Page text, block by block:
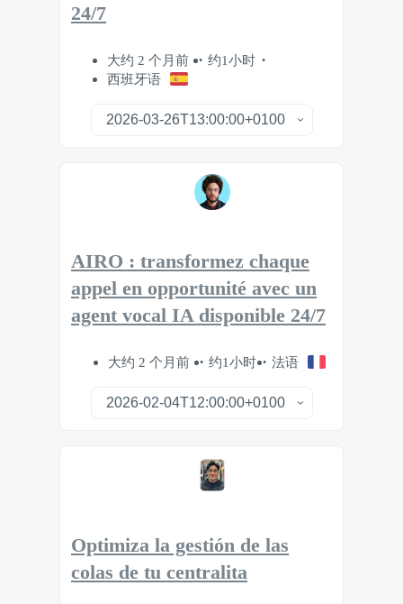
24/7
大约 2 个月前
约1小时
西班牙语
AIRO : transformez chaque
appel en opportunité avec un
agent vocal IA disponible 24/7
大约 2 个月前 约1小时 法语
Optimiza la gestión de las
colas de tu centralita